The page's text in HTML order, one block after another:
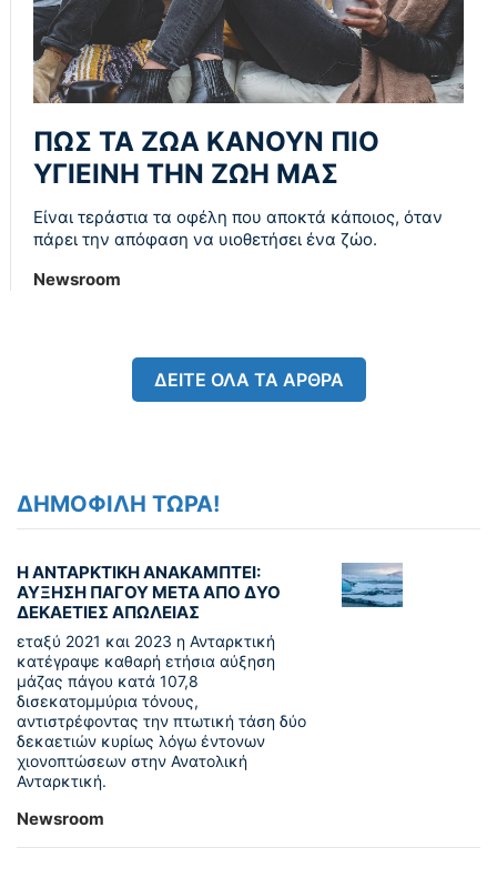
ΠΩΣ ΤΑ ΖΩΑ ΚΑΝΟΥΝ ΠΙΟ
ΥΓΙΕΙΝΗ ΤΗΝ ΖΩΗ ΜΑΣ
Είναι τεράστια τα οφέλη που αποκτά κάποιος, όταν
πάρει την απόφαση να υιοθετήσει ένα ζώο.
Newsroom
ΔΕΙΤΕ ΟΛΑ ΤΑ ΑΡΘΡΑ
ΔΗΜΟΦΙΛΗ ΤΩΡΑ!
Η ΑΝΤΑΡΚΤΙΚΗ ΑΝΑΚΑΜΠΤΕΙ:
ΑΥΞΗΣΗ ΠΑΓΟΥ ΜΕΤΑ ΑΠΟ ΔΥΟ
ΔΕΚΑΕΤΙΕΣ ΑΠΩΛΕΙΑΣ
εταξύ 2021 και 2023 η Ανταρκτική
κατέγραψε καθαρή ετήσια αύξηση
μάζας πάγου κατά 107,8
δισεκατομμύρια τόνους,
αντιστρέφοντας την πτωτική τάση δύο
δεκαετιών κυρίως λόγω έντονων
χιονοπτώσεων στην Ανατολική
Ανταρκτική.
Newsroom